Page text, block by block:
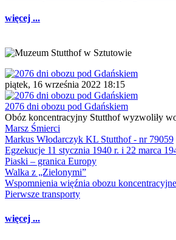
więcej ...
piątek, 16 września 2022 18:15
2076 dni obozu pod Gdańskiem
Obóz koncentracyjny Stutthof wyzwoliły
Marsz Śmierci
Markus Włodarczyk KL Stutthof - nr 79059
Egzekucje 11 stycznia 1940 r. i 22 marca
Piaski – granica Europy
Walka z „Zielonymi”
Wspomnienia więźnia obozu
Pierwsze transporty
więcej ...